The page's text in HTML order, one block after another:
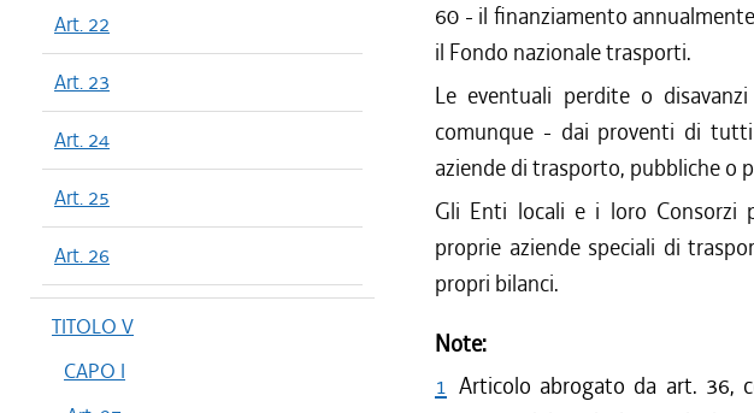
Art. 22
Art. 23
Art. 24
Art. 25
Art. 26
TITOLO V
CAPO I
60 - il finanziamento
il Fondo nazionale trasporti.
Le eventuali perdite o
comunque - dai proventi di
aziende di trasporto, pubbliche o
Gli Enti locali e i loro Consorzi
proprie aziende speciali di
propri bilanci.
Note:
1 Articolo abrogato da art. 36,